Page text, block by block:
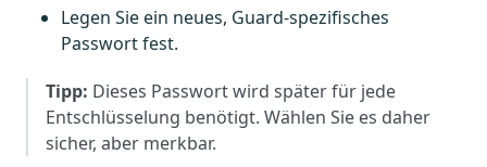
Legen Sie ein neues, Guard-spezifisches
Passwort fest.
Tipp: Dieses Passwort wird später für jede
Entschlüsselung benötigt. Wählen Sie es daher
sicher, aber merkbar.